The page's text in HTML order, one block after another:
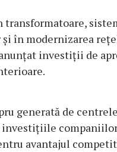
transformatoare,
și în modernizarea
investiții de
generată de
investițiile
avantajul